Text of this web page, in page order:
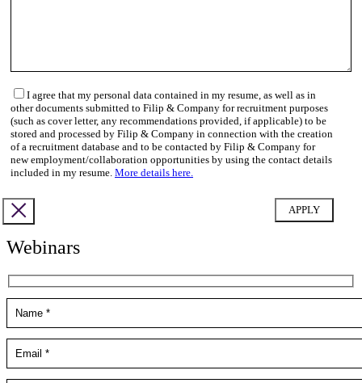
I agree that my personal data contained in my resume, as well as in
other documents submitted to Filip & Company for recruitment purposes
(such as cover letter, any recommendations provided, if applicable) to be
stored and processed by Filip & Company in connection with the creation
of a recruitment database and to be contacted by Filip & Company for
new employment/collaboration opportunities by using the contact details
included in my resume. More details here.
Webinars